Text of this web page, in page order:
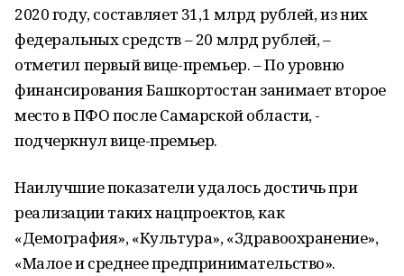
2020 году, составляет 31,1 млрд рублей, из них
федеральных средств – 20 млрд рублей, –
отметил первый вице-премьер. – По уровню
финансирования Башкортостан занимает второе
место в ПФО после Самарской области, -
подчеркнул вице-премьер.
Наилучшие показатели удалось достичь при
реализации таких нацпроектов, как
«Демография», «Культура», «Здравоохранение»,
«Малое и среднее предпринимательство».